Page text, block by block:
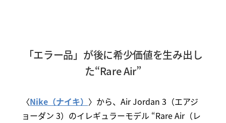
「エラー品」が後に希少価値を生み出し
た“Rare Air”
〈Nike（ナイキ） 〉から、Air Jordan 3（エアジ
ョーダン 3）のイレギュラーモデル “Rare Air（レ